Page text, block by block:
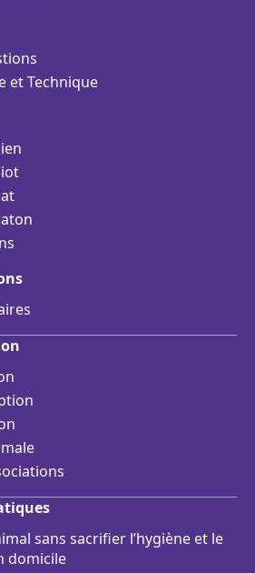
et Technique
sans sacrifier l’hygiène et le
domicile